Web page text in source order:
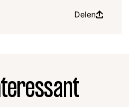
Delen